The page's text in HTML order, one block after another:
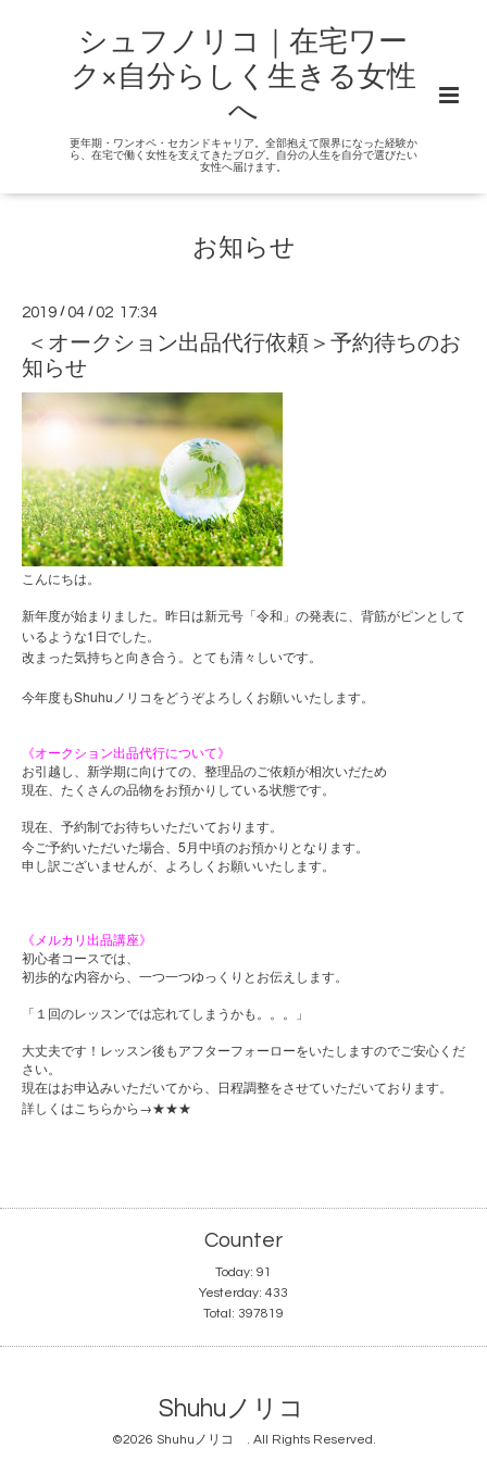
シュフノリコ｜在宅ワー
ク×自分らしく生きる女性
へ
更年期・ワンオペ・セカンドキャリア。全部抱えて限界になった経験か
ら、在宅で働く女性を支えてきたブログ。自分の人生を自分で選びたい
女性へ届けます。
お知らせ
2019 /04 /02 17:34
＜オークション出品代行依頼＞予約待ちのお
知らせ
こんにちは。
新年度が始まりました。昨日は新元号「令和」の発表に、背筋がピンとして
いるような1 日でした。
改まった気持ちと向き合う。とても清々しいです。
今年度もShuhu ノリコをどうぞよろしくお願いいたします。
《オークション出品代行について》
お引越し、新学期に向けての、整理品のご依頼が相次いだため
現在、たくさんの品物をお預かりしている状態です。
現在、予約制でお待ちいただいております。
今ご予約いただいた場合、 5 月中頃のお預かりとなります。
申し訳ございませんが、よろしくお願いいたします。
《メルカリ出品講座》
初心者コースでは、
初歩的な内容から、一つ一つゆっくりとお伝えします。
「１回のレッスンでは忘れてしまうかも。。。」
大丈夫です！レッスン後もアフターフォーローをいたしますのでご安心くだ
さい。
現在はお申込みいただいてから、日程調整をさせていただいております。
詳しくはこちらから →★★★
Counter
Today: 91
Yesterday: 433
Total: 397819
Shuhuノリコ
©2026 Shuhuノリコ . All Rights Reserved.